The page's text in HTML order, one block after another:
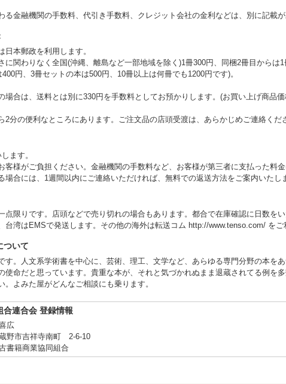
る金融機関の手数料、代引き手数料、クレジット会社の金利などは、別に記載
日本郵政を利用します。
に関わりなく全国(沖縄、離島など一部地域を除く)1冊300円、同梱2冊目からは
円、3冊セットの本は500円、10冊以上は何冊でも1200円です)。
場合は、送料とは別に330円を手数料としてお預かりします。(お買い上げ商品価
2分の便利なところにあります。ご注文品の店頭受渡は、あらかじめご連絡くだ
ます。
客様がご負担ください。金融機関の手数料など、お客様が第三者に支払った料金
場合には、1週間以内にご連絡いただければ、無料での返送方法をご案内いたし
点限りです。店頭などで売り切れの場合もあります。都合で在庫確認に日数を
台湾はEMSで発送します。その他の海外は転送コム http://www.tenso.com/ をご
ついて
す。人文系学術書を中心に、芸術、理工、文学など、あらゆる専門分野の本を
使命だと思っています。貴重な本が、それと気づかれぬまま退蔵されてる例を
。よみた屋がどんなご相談にも乗ります。
合連合会 登録情報
広
野市吉祥寺南町 2-6-10
書籍商業協同組合